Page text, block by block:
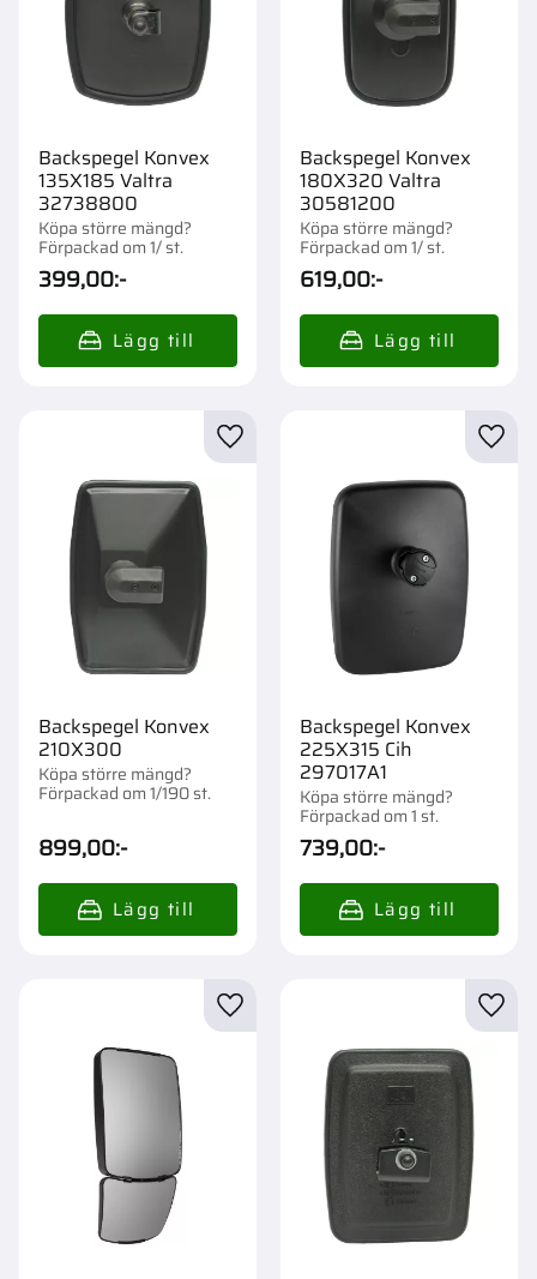
Backspegel Konvex
135X185 Valtra
32738800
Köpa större mängd?
Förpackad om 1/ st.
399,00:-
Backspegel Konvex
180X320 Valtra
30581200
Köpa större mängd?
Förpackad om 1/ st.
619,00:-
Backspegel Konvex
210X300
Köpa större mängd?
Förpackad om 1/190 st.
899,00:-
Lägg till i favoriter
Backspegel Konvex
225X315 Cih
297017A1
Köpa större mängd?
Förpackad om 1 st.
739,00:-
Lägg till i favoriter